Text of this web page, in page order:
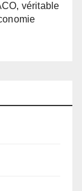
véritable